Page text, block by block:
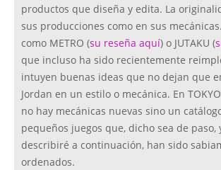
productos que diseña y edita. La
sus producciones como en sus
como METRO (su reseña aquí) o JUTAKU (
que incluso ha sido recientemente
intuyen buenas ideas que no dejan que
Jordan en un estilo o mecánica. En
no hay mecánicas nuevas sino un
pequeños juegos que, dicho sea de paso,
describiré a continuación, han sido
ordenados.